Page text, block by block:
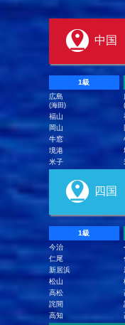
中国
1級
広島
(海田)
福山
岡山
牛窓
境港
米子
四国
1級
今治
仁尾
新居浜
松山
高松
詫間
高知